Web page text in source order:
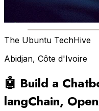
The Ubuntu TechHive
Abidjan, Côte d'Ivoire
🤖 Build a
langChain,